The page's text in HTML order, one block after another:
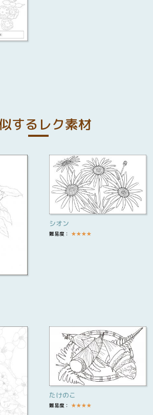
するレク素材
シオン
難易度： ★★★★
たけのこ
難易度： ★★★★